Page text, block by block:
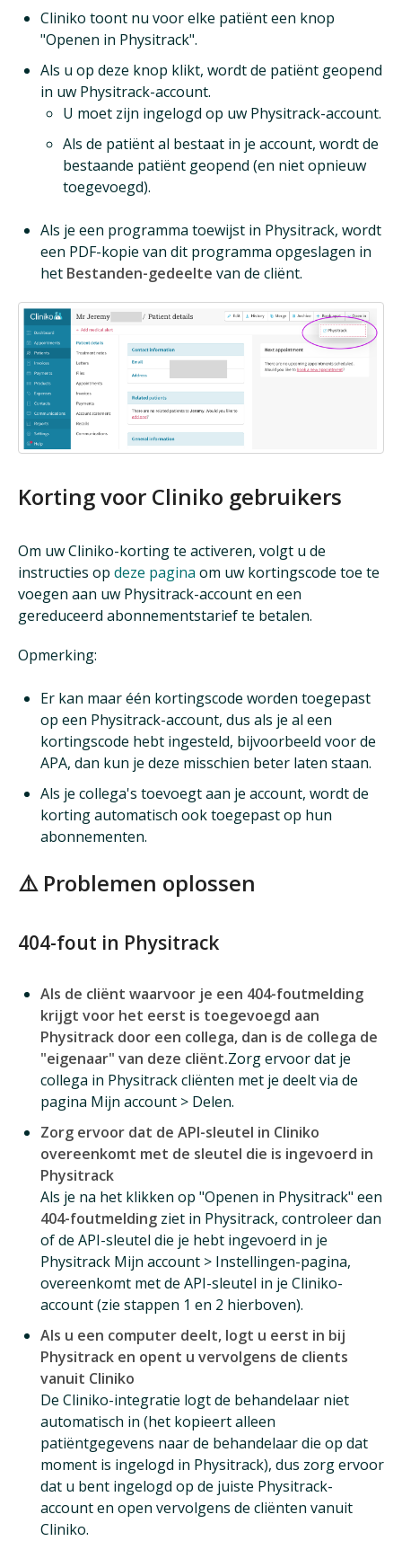
Cliniko toont nu voor elke patiënt een knop
"Openen in Physitrack".
Als u op deze knop klikt, wordt de patiënt geopend
in uw Physitrack-account.
U moet zijn ingelogd op uw Physitrack-account.
Als de patiënt al bestaat in je account, wordt de
bestaande patiënt geopend (en niet opnieuw
toegevoegd).
Als je een programma toewijst in Physitrack, wordt
een PDF-kopie van dit programma opgeslagen in
het Bestanden-gedeelte van de cliënt.
Korting voor Cliniko gebruikers
Om uw Cliniko-korting te activeren, volgt u de
instructies op deze pagina om uw kortingscode toe te
voegen aan uw Physitrack-account en een
gereduceerd abonnementstarief te betalen.
Opmerking:
Er kan maar één kortingscode worden toegepast
op een Physitrack-account, dus als je al een
kortingscode hebt ingesteld, bijvoorbeeld voor de
APA, dan kun je deze misschien beter laten staan.
Als je collega's toevoegt aan je account, wordt de
korting automatisch ook toegepast op hun
abonnementen.
⚠️ Problemen oplossen
404-fout in Physitrack
Als de cliënt waarvoor je een 404-foutmelding
krijgt voor het eerst is toegevoegd aan
Physitrack door een collega, dan is de collega de
"eigenaar" van deze cliënt.Zorg ervoor dat je
collega in Physitrack cliënten met je deelt via de
pagina Mijn account > Delen.
Zorg ervoor dat de API-sleutel in Cliniko
overeenkomt met de sleutel die is ingevoerd in
Physitrack
Als je na het klikken op "Openen in Physitrack" een
404-foutmelding ziet in Physitrack, controleer dan
of de API-sleutel die je hebt ingevoerd in je
Physitrack Mijn account > Instellingen-pagina,
overeenkomt met de API-sleutel in je Cliniko-
account (zie stappen 1 en 2 hierboven).
Als u een computer deelt, logt u eerst in bij
Physitrack en opent u vervolgens de clients
vanuit Cliniko
De Cliniko-integratie logt de behandelaar niet
automatisch in (het kopieert alleen
patiëntgegevens naar de behandelaar die op dat
moment is ingelogd in Physitrack), dus zorg ervoor
dat u bent ingelogd op de juiste Physitrack-
account en open vervolgens de cliënten vanuit
Cliniko.